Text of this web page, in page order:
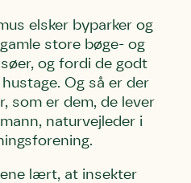
elsker byparker og
store bøge- og
og fordi de godt
Og så er der
som er dem, de lever
naturvejleder i
lært, at insekter